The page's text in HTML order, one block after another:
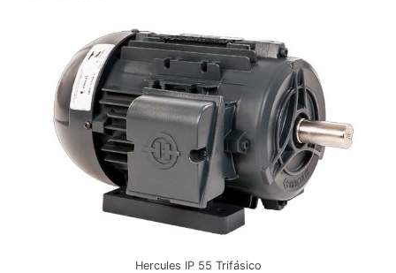
Hercules IP 55 Trifásico